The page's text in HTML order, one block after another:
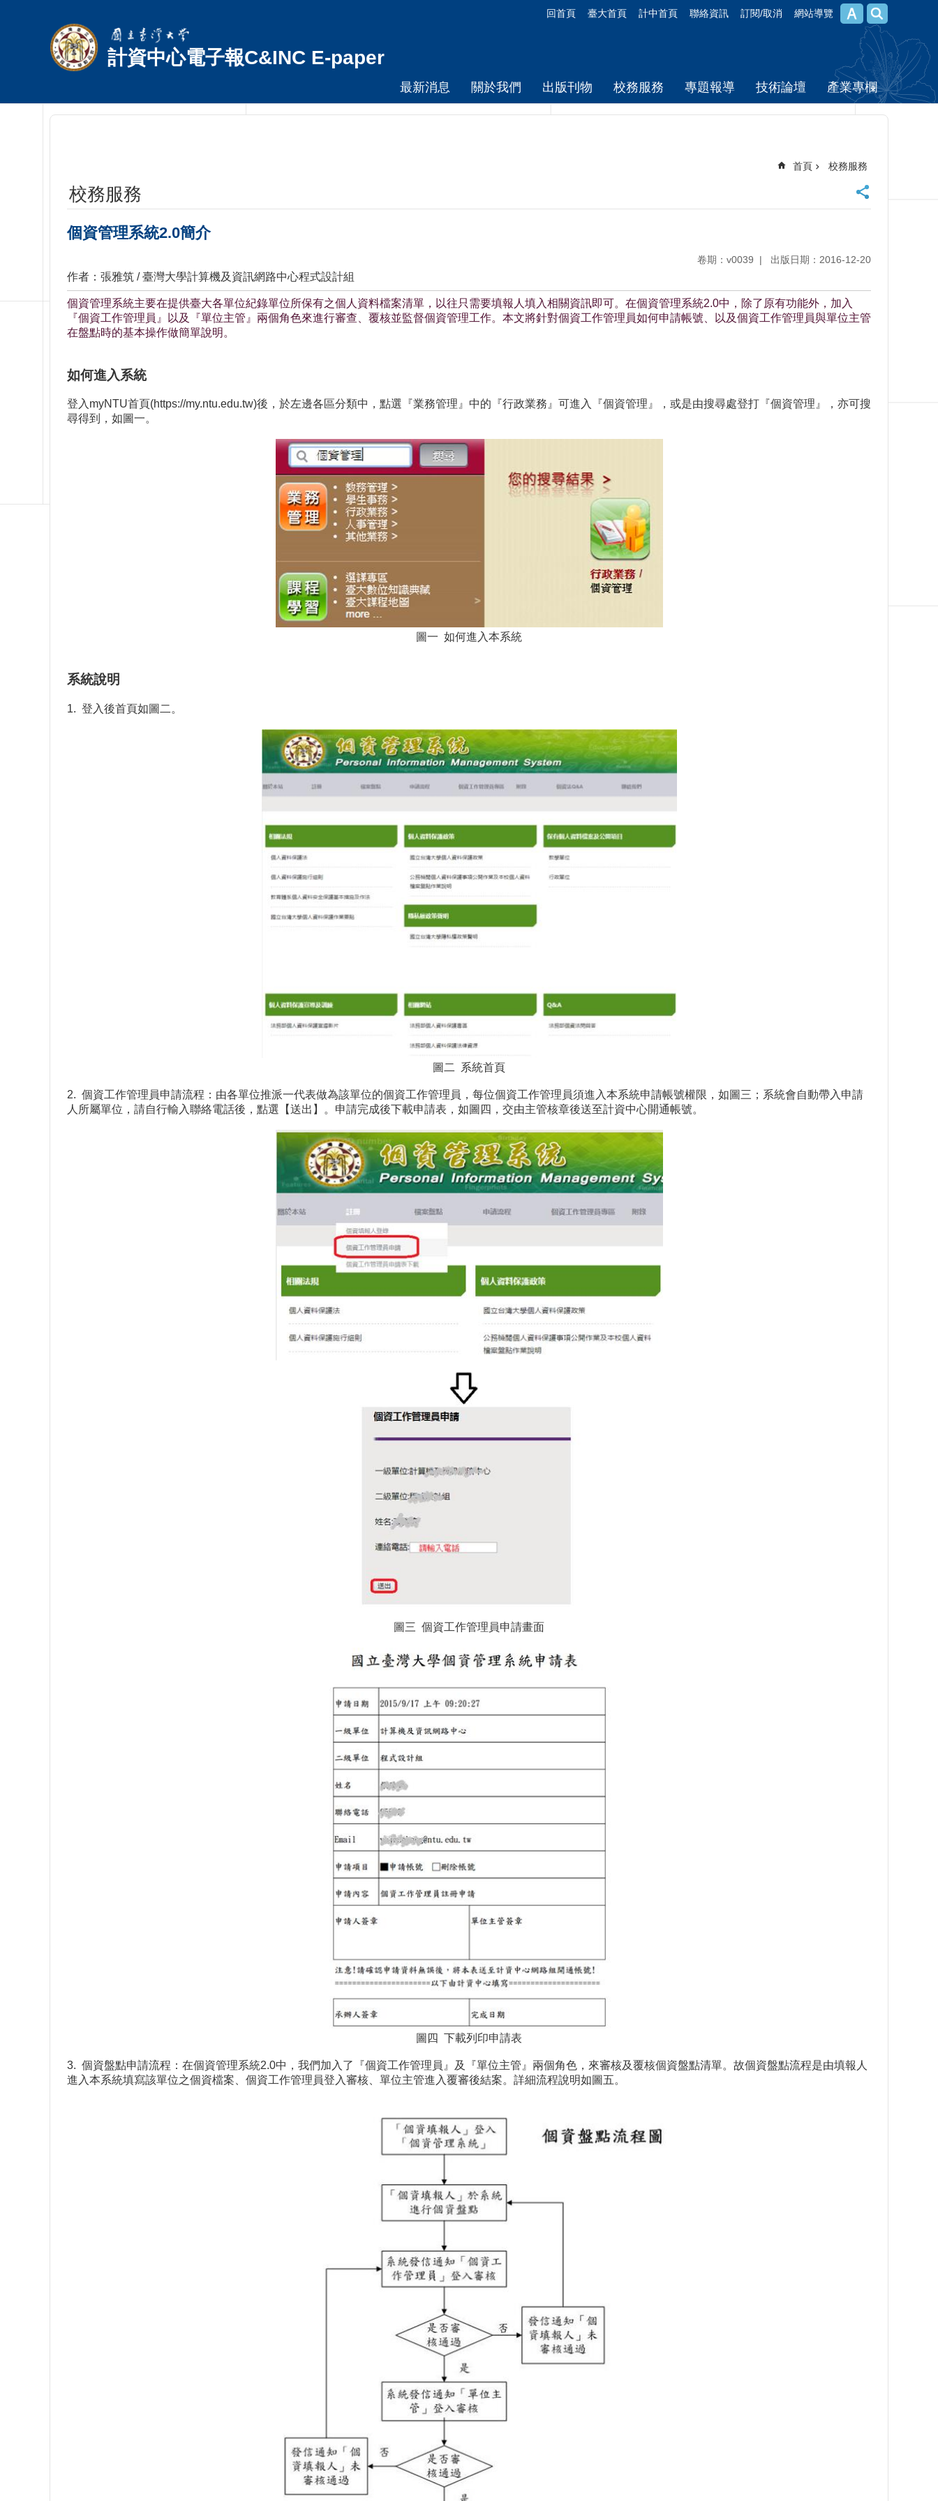
回首頁 臺大首頁 計中首頁 聯絡資訊 訂閱/取消 網站導覽
計資中心電子報C&INC E-paper
最新消息 關於我們 出版刊物 校務服務 專題報導 技術論壇 產業專欄
首頁 校務服務
校務服務
個資管理系統2.0簡介
卷期：v0039 出版日期：2016-12-20
作者：張雅筑 / 臺灣大學計算機及資訊網路中心程式設計組
個資管理系統主要在提供臺大各單位紀錄單位所保有之個人資料檔案清單，以往只需要填報人填入相關資訊即可。在個資管理系統2.0中，除了原有功能外，加入
『個資工作管理員』以及『單位主管』兩個角色來進行審查、覆核並監督個資管理工作。本文將針對個資工作管理員如何申請帳號、以及個資工作管理員與單位主管
在盤點時的基本操作做簡單說明。
如何進入系統
登入myNTU首頁(https://my.ntu.edu.tw)後，於左邊各區分類中，點選『業務管理』中的『行政業務』可進入『個資管理』，或是由搜尋處登打『個資管理』，亦可搜
尋得到，如圖一。
圖一 如何進入本系統
系統說明
1. 登入後首頁如圖二。
圖二 系統首頁
2. 個資工作管理員申請流程：由各單位推派一代表做為該單位的個資工作管理員，每位個資工作管理員須進入本系統申請帳號權限，如圖三；系統會自動帶入申請
人所屬單位，請自行輸入聯絡電話後，點選【送出】。申請完成後下載申請表，如圖四，交由主管核章後送至計資中心開通帳號。
圖三 個資工作管理員申請畫面
圖四 下載列印申請表
3. 個資盤點申請流程：在個資管理系統2.0中，我們加入了『個資工作管理員』及『單位主管』兩個角色，來審核及覆核個資盤點清單。故個資盤點流程是由填報人
進入本系統填寫該單位之個資檔案、個資工作管理員登入審核、單位主管進入覆審後結案。詳細流程說明如圖五。